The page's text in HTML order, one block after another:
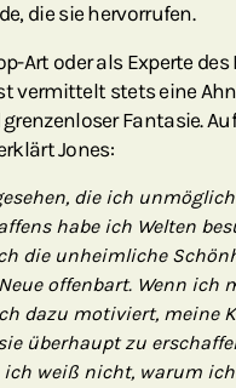
die sie hervorrufen.
Art oder als Experte des
vermittelt stets eine
Fantasie.
Jones:
die ich
habe ich Welten
die unheimliche
offenbart. Wenn ich
dazu motiviert, meine
überhaupt zu
weiß nicht, warum